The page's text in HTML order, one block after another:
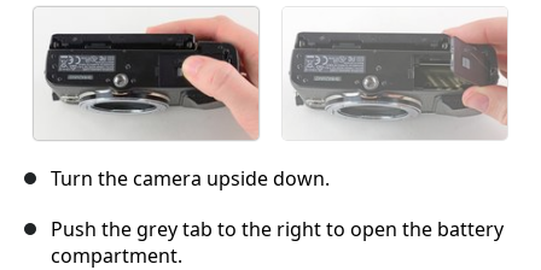
Turn the camera upside down.
Push the grey tab to the right to open the battery
compartment.